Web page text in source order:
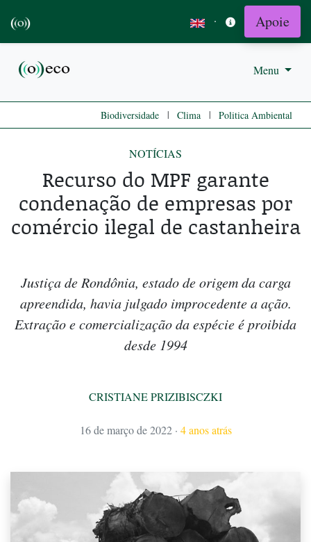
· Apoie
Menu
Biodiversidade | Clima | Politica Ambiental
NOTÍCIAS
Recurso do MPF garante
condenação de empresas por
comércio ilegal de castanheira
Justiça de Rondônia, estado de origem da carga
apreendida, havia julgado improcedente a ação.
Extração e comercialização da espécie é proibida
desde 1994
CRISTIANE PRIZIBISCZKI
16 de março de 2022 · 4 anos atrás